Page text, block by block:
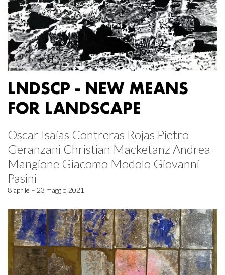
LNDSCP - NEW MEANS
FOR LANDSCAPE
Oscar Isaias Contreras Rojas Pietro
Geranzani Christian Macketanz Andrea
Mangione Giacomo Modolo Giovanni
Pasini
8 aprile – 23 maggio 2021